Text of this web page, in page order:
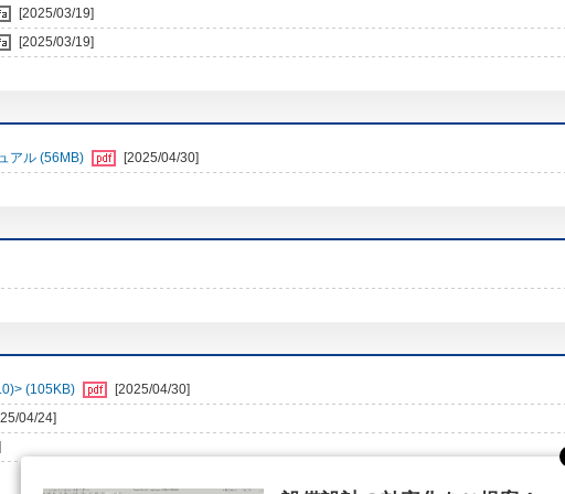
[2025/03/19]
[2025/03/19]
アル (56MB) [2025/04/30]
(105KB)
[2025/04/30]
04/24]